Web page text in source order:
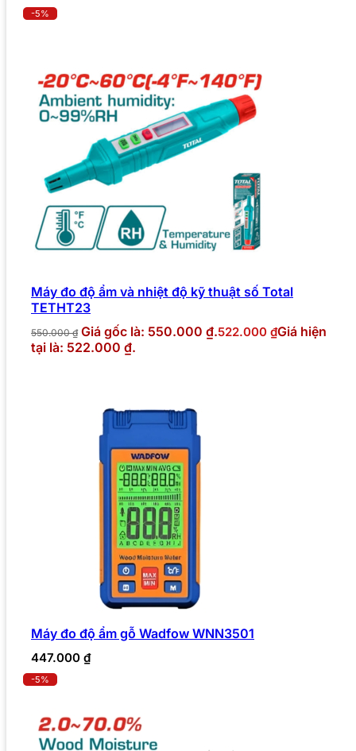
-5%
Máy đo độ ẩm và nhiệt độ kỹ thuật số Total
TETHT23
550.000₫ Giá gốc là: 550.000 ₫.522.000 ₫Giá hiện
tại là: 522.000 ₫.
Máy đo độ ẩm gỗ Wadfow WNN3501
447.000 ₫
-5%